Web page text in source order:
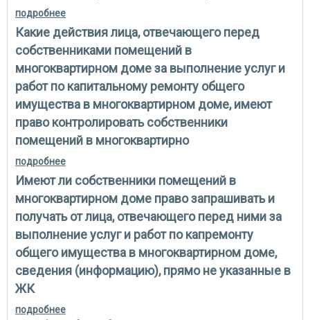
подробнее
осуществляющим управление многоквартирным
домом, подрядных организаций и поставщиков
строительных материалов для целей проведения
капитального ремонта общего имущества
Какие действия лица, отвечающего перед
собственниками помещений в
многоквартирном доме за выполнение услуг и
работ по капитальному ремонту общего
имущества в многоквартирном доме, имеют
право контролировать собственники
помещений в многоквартирно
подробнее
собственниками помещений в многоквартирном
доме за выполнение услуг и работ по капитальному
ремонту общего имущества в многоквартирном
доме, имеют право контролировать собственники
помещений в многоквартирно
Имеют ли собственники помещений в
многоквартирном доме право запрашивать и
получать от лица, отвечающего перед ними за
выполнение услуг и работ по капремонту
общего имущества в многоквартирном доме,
сведения (информацию), прямо не указанные в
ЖК
подробнее